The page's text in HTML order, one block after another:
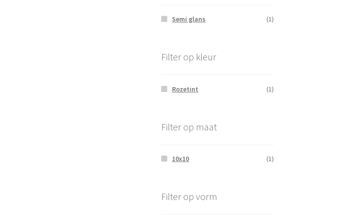
Semi glans (1)
Filter op kleur
Rozetint (1)
Filter op maat
10x10 (1)
Filter op vorm